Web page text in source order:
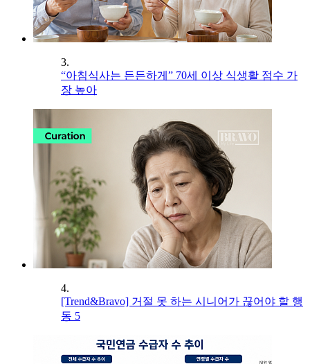
3.
“아침식사는 든든하게” 70세 이상 식생활 점수 가
장 높아
4.
[Trend&Bravo] 거절 못 하는 시니어가 끊어야 할 행
동 5